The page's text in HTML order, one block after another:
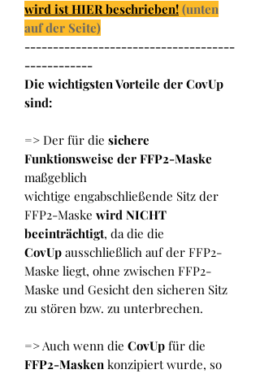
wird ist HIER beschrieben! (unten
auf der Seite)
-------------------------------------
------------
Die wichtigsten Vorteile der CovUp
sind:
=> Der für die sichere
Funktionsweise der FFP2-Maske
maßgeblich
wichtige engabschließende Sitz der
FFP2-Maske wird NICHT
beeinträchtigt, da die die
CovUp ausschließlich auf der FFP2-
Maske liegt, ohne zwischen FFP2-
Maske und Gesicht den sicheren Sitz
zu stören bzw. zu unterbrechen.
=> Auch wenn die CovUp für die
FFP2-Masken konzipiert wurde, so